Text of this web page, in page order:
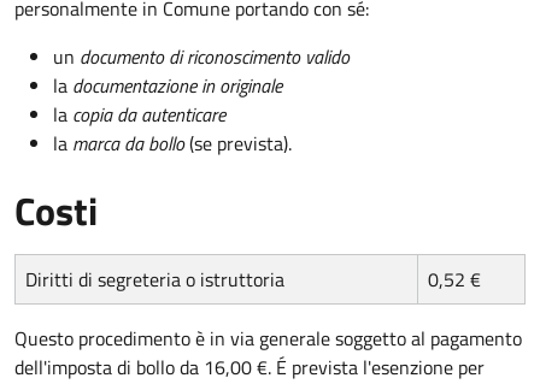
personalmente in Comune portando con sé:
un documento di riconoscimento valido
la documentazione in originale
la copia da autenticare
la marca da bollo(se prevista).
Costi
Diritti di segreteria o istruttoria 0,52 €
Questo procedimento è in via generale soggetto al pagamento
dell'imposta di bollo da 16,00 €. É prevista l'esenzione per